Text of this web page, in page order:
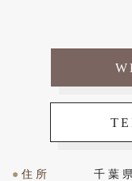
●住所 千葉